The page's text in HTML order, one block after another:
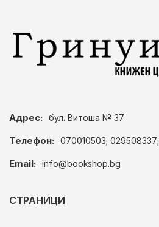
Адрес: бул. Витоша № 37
Телефон: 070010503; 029508337;
Email: info@bookshop.bg
СТРАНИЦИ